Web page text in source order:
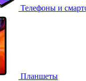
Телефоны и
Планшеты